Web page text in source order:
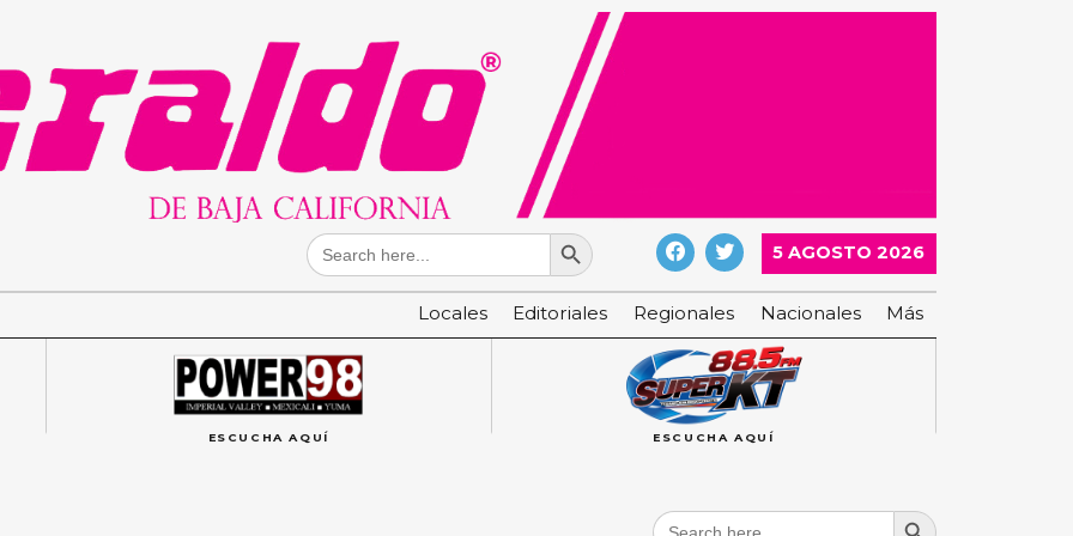
Search
for:
Search Button
5 AGOSTO 2026
Locales Editoriales Regionales Nacionales Más
ESCUCHA AQUÍ ESCUCHA AQUÍ
Search
Search Button